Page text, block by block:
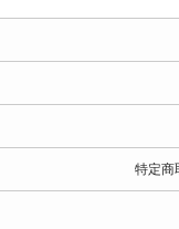
特定商